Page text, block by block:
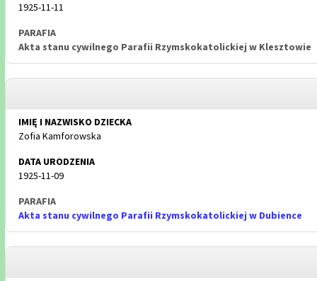
1925-11-11
Akta stanu cywilnego Parafii Rzymskokatolickiej w Klesztowie
Zofia Kamforowska
1925-11-09
Akta stanu cywilnego Parafii Rzymskokatolickiej w Dubience